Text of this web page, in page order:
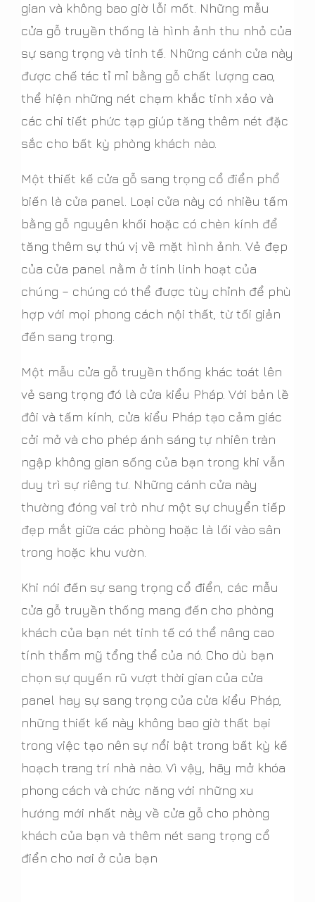
gian và không bao giờ lỗi mốt. Những mẫu
cửa gỗ truyền thống là hình ảnh thu nhỏ của
sự sang trọng và tinh tế. Những cánh cửa này
được chế tác tỉ mỉ bằng gỗ chất lượng cao,
thể hiện những nét chạm khắc tinh xảo và
các chi tiết phức tạp giúp tăng thêm nét đặc
sắc cho bất kỳ phòng khách nào.
Một thiết kế cửa gỗ sang trọng cổ điển phổ
biến là cửa panel. Loại cửa này có nhiều tấm
bằng gỗ nguyên khối hoặc có chèn kính để
tăng thêm sự thú vị về mặt hình ảnh. Vẻ đẹp
của cửa panel nằm ở tính linh hoạt của
chúng – chúng có thể được tùy chỉnh để phù
hợp với mọi phong cách nội thất, từ tối giản
đến sang trọng.
Một mẫu cửa gỗ truyền thống khác toát lên
vẻ sang trọng đó là cửa kiểu Pháp. Với bản lề
đôi và tấm kính, cửa kiểu Pháp tạo cảm giác
cởi mở và cho phép ánh sáng tự nhiên tràn
ngập không gian sống của bạn trong khi vẫn
duy trì sự riêng tư. Những cánh cửa này
thường đóng vai trò như một sự chuyển tiếp
đẹp mắt giữa các phòng hoặc là lối vào sân
trong hoặc khu vườn.
Khi nói đến sự sang trọng cổ điển, các mẫu
cửa gỗ truyền thống mang đến cho phòng
khách của bạn nét tinh tế có thể nâng cao
tính thẩm mỹ tổng thể của nó. Cho dù bạn
chọn sự quyến rũ vượt thời gian của cửa
panel hay sự sang trọng của cửa kiểu Pháp,
những thiết kế này không bao giờ thất bại
trong việc tạo nên sự nổi bật trong bất kỳ kế
hoạch trang trí nhà nào. Vì vậy, hãy mở khóa
phong cách và chức năng với những xu
hướng mới nhất này về cửa gỗ cho phòng
khách của bạn và thêm nét sang trọng cổ
điển cho nơi ở của bạn